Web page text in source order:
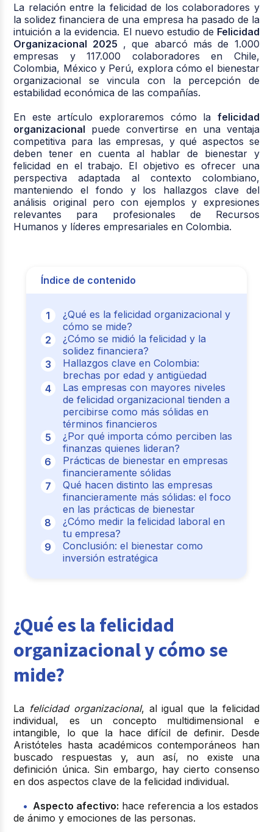
La relación entre la felicidad de los colaboradores y
la solidez financiera de una empresa ha pasado de la
intuición a la evidencia. El nuevo estudio de Felicidad
Organizacional 2025 , que abarcó más de 1.000
empresas y 117.000 colaboradores en Chile,
Colombia, México y Perú, explora cómo el bienestar
organizacional se vincula con la percepción de
estabilidad económica de las compañías.
En este artículo exploraremos cómo la felicidad
organizacional puede convertirse en una ventaja
competitiva para las empresas, y qué aspectos se
deben tener en cuenta al hablar de bienestar y
felicidad en el trabajo. El objetivo es ofrecer una
perspectiva adaptada al contexto colombiano,
manteniendo el fondo y los hallazgos clave del
análisis original pero con ejemplos y expresiones
relevantes para profesionales de Recursos
Humanos y líderes empresariales en Colombia.
Índice de contenido
¿Qué es la felicidad organizacional y
cómo se mide?
¿Cómo se midió la felicidad y la
solidez financiera?
Hallazgos clave en Colombia:
brechas por edad y antigüedad
Las empresas con mayores niveles
de felicidad organizacional tienden a
percibirse como más sólidas en
términos financieros
¿Por qué importa cómo perciben las
finanzas quienes lideran?
Prácticas de bienestar en empresas
financieramente sólidas
Qué hacen distinto las empresas
financieramente más sólidas: el foco
en las prácticas de bienestar
¿Cómo medir la felicidad laboral en
tu empresa?
Conclusión: el bienestar como
inversión estratégica
¿Qué es la felicidad
organizacional y cómo se
mide?
La felicidad organizacional, al igual que la felicidad
individual, es un concepto multidimensional e
intangible, lo que la hace difícil de definir. Desde
Aristóteles hasta académicos contemporáneos han
buscado respuestas y, aun así, no existe una
definición única. Sin embargo, hay cierto consenso
en dos aspectos clave de la felicidad individual.
Aspecto afectivo: hace referencia a los estados
de ánimo y emociones de las personas.